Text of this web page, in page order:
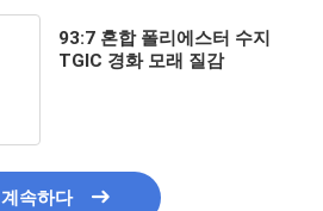
93:7 혼합 폴리에스터 수지
TGIC 경화 모래 질감
계속하다